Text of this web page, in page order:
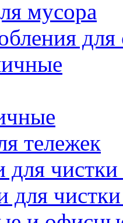
мусора
для
тележек
чистки